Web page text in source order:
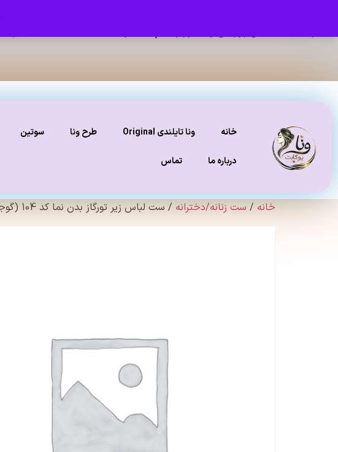
خانه ونا تایلندی Original طرح ونا سوتین
درباره ما تماس
خانه / ست زنانه/دخترانه / ست لباس زیر تورگاز بدن نما کد 104 (گوجه‌ای)